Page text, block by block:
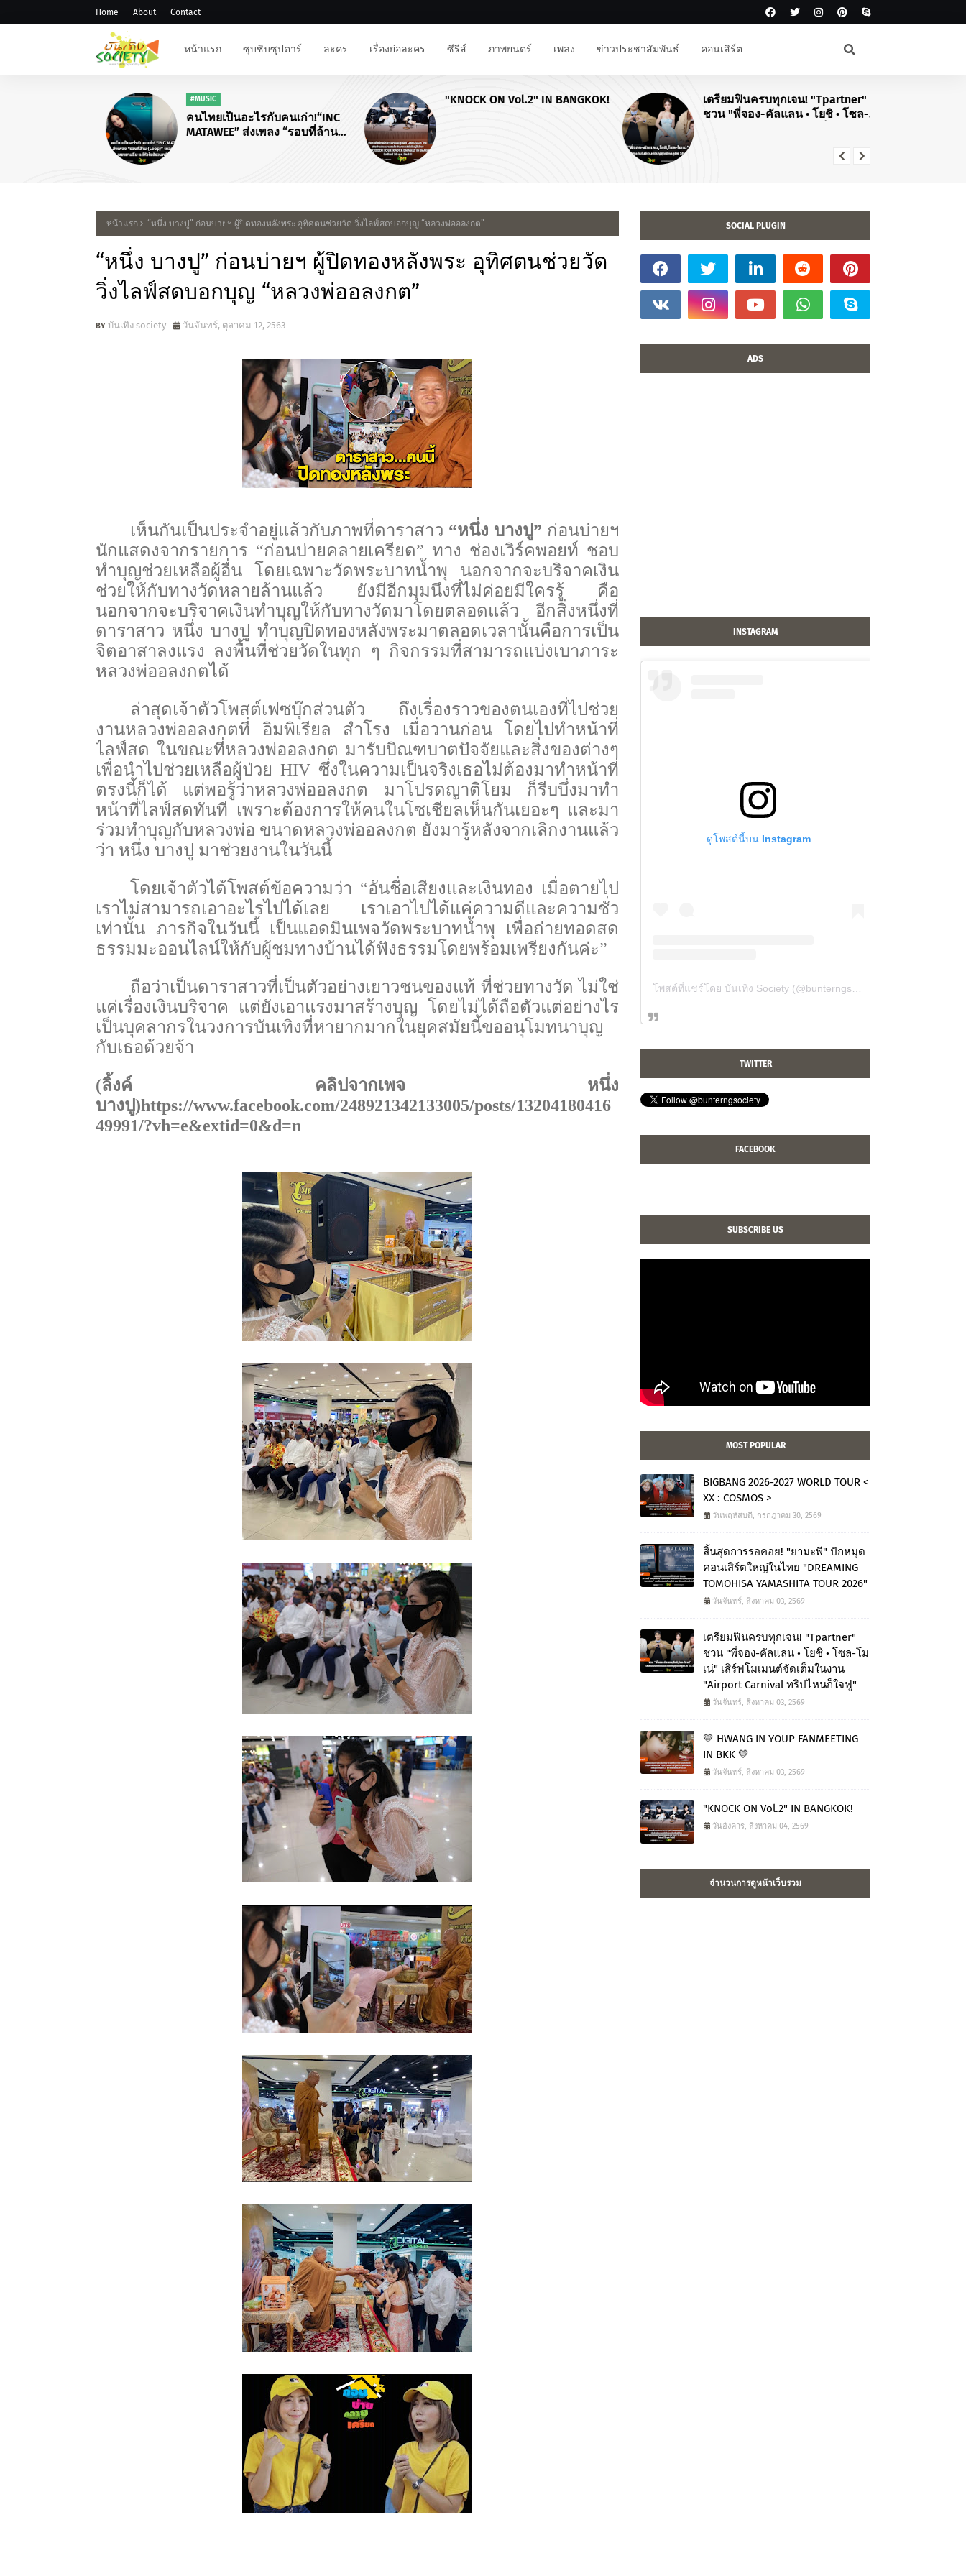
Home About Contact
หน้าแรก ซุบซิบซุปตาร์ ละคร เรื่องย่อละคร ซีรีส์ ภาพยนตร์ เพลง ข่าวประชาสัมพันธ์ คอนเสิร์ต
#MUSIC
คนไทยเป็นอะไรกับคนเก่า!“INC
MATAWEE” ส่งเพลง “รอบที่ล้าน
"KNOCK ON Vol.2" IN BANGKOK!
เตรียมฟินครบทุกเจน! "Tpartner"
ชวน "พี่จอง-คัลแลน • โยชิ • โซล-
โมเน่" เสิร์ฟโมเมนต์จัดเต็มในงาน
"Airport Carnival ทริปไหนก็ใจฟู"
หน้าแรก “หนึ่ง บางปู” ก่อนบ่ายฯ ผู้ปิดทองหลังพระ อุทิศตนช่วยวัด วิ่งไลฟ์สดบอกบุญ “หลวงพ่ออลงกต”
“หนึ่ง บางปู” ก่อนบ่ายฯ ผู้ปิดทองหลังพระ อุทิศตนช่วยวัด
วิ่งไลฟ์สดบอกบุญ “หลวงพ่ออลงกต”
บันเทิง society วันจันทร์, ตุลาคม 12, 2563
เห็นกันเป็นประจำอยู่แล้วกับภาพที่ดาราสาว “หนึ่ง บางปู” ก่อนบ่ายฯ
นักแสดงจากรายการ “ก่อนบ่ายคลายเครียด” ทาง ช่องเวิร์คพอยท์ ชอบ
ทำบุญช่วยเหลือผู้อื่น โดยเฉพาะวัดพระบาทน้ำพุ นอกจากจะบริจาคเงิน
ช่วยให้กับทางวัดหลายล้านแล้ว ยังมีอีกมุมนึงที่ไม่ค่อยมีใครรู้ คือ
นอกจากจะบริจาคเงินทำบุญให้กับทางวัดมาโดยตลอดแล้ว อีกสิ่งหนึ่งที่
ดาราสาว หนึ่ง บางปู ทำบุญปิดทองหลังพระมาตลอดเวลานั้นคือการเป็น
จิตอาสาลงแรง ลงพื้นที่ช่วยวัดในทุก ๆ กิจกรรมที่สามารถแบ่งเบาภาระ
หลวงพ่ออลงกตได้
ล่าสุดเจ้าตัวโพสต์เฟซบุ๊กส่วนตัว ถึงเรื่องราวของตนเองที่ไปช่วย
งานหลวงพ่ออลงกตที่ อิมพิเรียล สำโรง เมื่อวานก่อน โดยไปทำหน้าที่
ไลฟ์สด ในขณะที่หลวงพ่ออลงกต มารับบิณฑบาตปัจจัยและสิ่งของต่างๆ
เพื่อนำไปช่วยเหลือผู้ป่วย HIV ซึ่งในความเป็นจริงเธอไม่ต้องมาทำหน้าที่
ตรงนี้ก็ได้ แต่พอรู้ว่าหลวงพ่ออลงกต มาโปรดญาติโยม ก็รีบบึ่งมาทำ
หน้าที่ไลฟ์สดทันที เพราะต้องการให้คนในโซเชียลเห็นกันเยอะๆ และมา
ร่วมทำบุญกับหลวงพ่อ ขนาดหลวงพ่ออลงกต ยังมารู้หลังจากเลิกงานแล้ว
ว่า หนึ่ง บางปู มาช่วยงานในวันนี้
โดยเจ้าตัวได้โพสต์ข้อความว่า “อันชื่อเสียงและเงินทอง เมื่อตายไป
เราไม่สามารถเอาอะไรไปได้เลย เราเอาไปได้แค่ความดีและความชั่ว
เท่านั้น ภารกิจในวันนี้ เป็นแอดมินเพจวัดพระบาทน้ำพุ เพื่อถ่ายทอดสด
ธรรมมะออนไลน์ให้กับผู้ชมทางบ้านได้ฟังธรรมโดยพร้อมเพรียงกันค่ะ”
ถือว่าเป็นดาราสาวที่เป็นตัวอย่างเยาวชนของแท้ ที่ช่วยทางวัด ไม่ใช่
แค่เรื่องเงินบริจาค แต่ยังเอาแรงมาสร้างบุญ โดยไม่ได้ถือตัวแต่อย่างไร
เป็นบุคลากรในวงการบันเทิงที่หายากมากในยุคสมัยนี้ขออนุโมทนาบุญ
กับเธอด้วยจ้า
(ลิ้งค์ คลิปจากเพจ หนึ่ง
บางปู)https://www.facebook.com/248921342133005/posts/13204180416
49991/?vh=e&extid=0&d=n
SOCIAL PLUGIN
ADS
INSTAGRAM
ดูโพสต์นี้บน Instagram
TWITTER
FACEBOOK
SUBSCRIBE US
MOST POPULAR
BIGBANG 2026-2027 WORLD TOUR <
XX : COSMOS >
วันพฤหัสบดี, กรกฎาคม 30, 2569
สิ้นสุดการรอคอย! "ยามะพี" ปักหมุด
คอนเสิร์ตใหญ่ในไทย "DREAMING
TOMOHISA YAMASHITA TOUR 2026"
วันจันทร์, สิงหาคม 03, 2569
เตรียมฟินครบทุกเจน! "Tpartner"
ชวน "พี่จอง-คัลแลน • โยชิ • โซล-โม
เน่" เสิร์ฟโมเมนต์จัดเต็มในงาน
"Airport Carnival ทริปไหนก็ใจฟู"
วันจันทร์, สิงหาคม 03, 2569
💛 HWANG IN YOUP FANMEETING
IN BKK 💛
วันจันทร์, สิงหาคม 03, 2569
"KNOCK ON Vol.2" IN BANGKOK!
วันอังคาร, สิงหาคม 04, 2569
จำนวนการดูหน้าเว็บรวม